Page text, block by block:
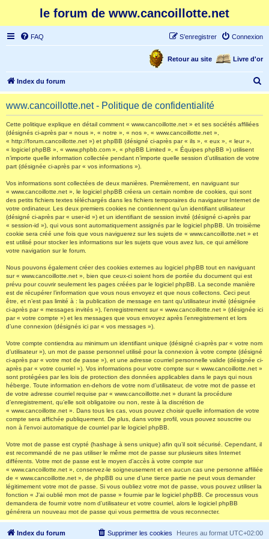
le forum de www.cancoillotte.net
FAQ Connexion
S’enregistrer
Livre d'or
Retour au site
Index du forum
e
www.cancoillotte.net - Politique de confidentialité
Cette politique explique en détail comment « www.cancoillotte.net » et ses sociétés affiliées
(désignés ci-après par « nous », « notre », « nos », « www.cancoillotte.net »,
« http://forum.cancoillotte.net ») et phpBB (désigné ci-après par « ils », « eux », « leur »,
« logiciel phpBB », « www.phpbb.com », « phpBB Limited », « Équipes phpBB ») utilisent
n’importe quelle information collectée pendant n’importe quelle session d’utilisation de votre
part (désignée ci-après par « vos informations »).
Vos informations sont collectées de deux manières. Premièrement, en naviguant sur
« www.cancoillotte.net », le logiciel phpBB créera un certain nombre de cookies, qui sont
des petits fichiers textes téléchargés dans les fichiers temporaires du navigateur Internet de
votre ordinateur. Les deux premiers cookies ne contiennent qu’un identifiant utilisateur
(désigné ci-après par « user-id ») et un identifiant de session invité (désigné ci-après par
« session-id »), qui vous sont automatiquement assignés par le logiciel phpBB. Un troisième
cookie sera créé une fois que vous naviguerez sur les sujets de « www.cancoillotte.net » et
est utilisé pour stocker les informations sur les sujets que vous avez lus, ce qui améliore
votre navigation sur le forum.
Nous pouvons également créer des cookies externes au logiciel phpBB tout en naviguant
sur « www.cancoillotte.net », bien que ceux-ci soient hors de portée du document qui est
prévu pour couvrir seulement les pages créées par le logiciel phpBB. La seconde manière
est de récupérer l’information que vous nous envoyez et que nous collectons. Ceci peut
être, et n’est pas limité à : la publication de message en tant qu’utilisateur invité (désignée
ci-après par « messages invités »), l’enregistrement sur « www.cancoillotte.net » (désignée ici
par « votre compte ») et les messages que vous envoyez après l’enregistrement et lors
d’une connexion (désignés ici par « vos messages »).
Votre compte contiendra au minimum un identifiant unique (désigné ci-après par « votre nom
d’utilisateur »), un mot de passe personnel utilisé pour la connexion à votre compte (désigné
ci-après par « votre mot de passe »), et une adresse courriel personnelle valide (désignée ci-
après par « votre courriel »). Vos informations pour votre compte sur « www.cancoillotte.net »
sont protégées par les lois de protection des données applicables dans le pays qui nous
héberge. Toute information en-dehors de votre nom d’utilisateur, de votre mot de passe et
de votre adresse courriel requise par « www.cancoillotte.net » durant la procédure
d’enregistrement, qu’elle soit obligatoire ou non, reste à la discrétion de
« www.cancoillotte.net ». Dans tous les cas, vous pouvez choisir quelle information de votre
compte sera affichée publiquement. De plus, dans votre profil, vous pouvez souscrire ou
non à l’envoi automatique de courriel par le logiciel phpBB.
Votre mot de passe est crypté (hashage à sens unique) afin qu’il soit sécurisé. Cependant, il
est recommandé de ne pas utiliser le même mot de passe sur plusieurs sites Internet
différents. Votre mot de passe est le moyen d’accès à votre compte sur
« www.cancoillotte.net », conservez-le soigneusement et en aucun cas une personne affiliée
de « www.cancoillotte.net », de phpBB ou une d’une tierce partie ne peut vous demander
légitimement votre mot de passe. Si vous oubliez votre mot de passe, vous pouvez utiliser la
fonction « J’ai oublié mon mot de passe » fournie par le logiciel phpBB. Ce processus vous
demandera de fournir votre nom d’utilisateur et votre courriel, alors le logiciel phpBB
générera un nouveau mot de passe qui vous permettra de vous reconnecter.
Index du forum Heures au format UTC+02:00
Supprimer les cookies